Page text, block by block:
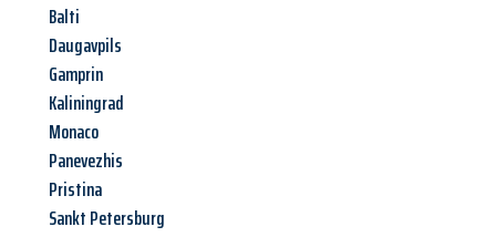
Balti
Daugavpils
Gamprin
Kaliningrad
Monaco
Panevezhis
Pristina
Sankt Petersburg